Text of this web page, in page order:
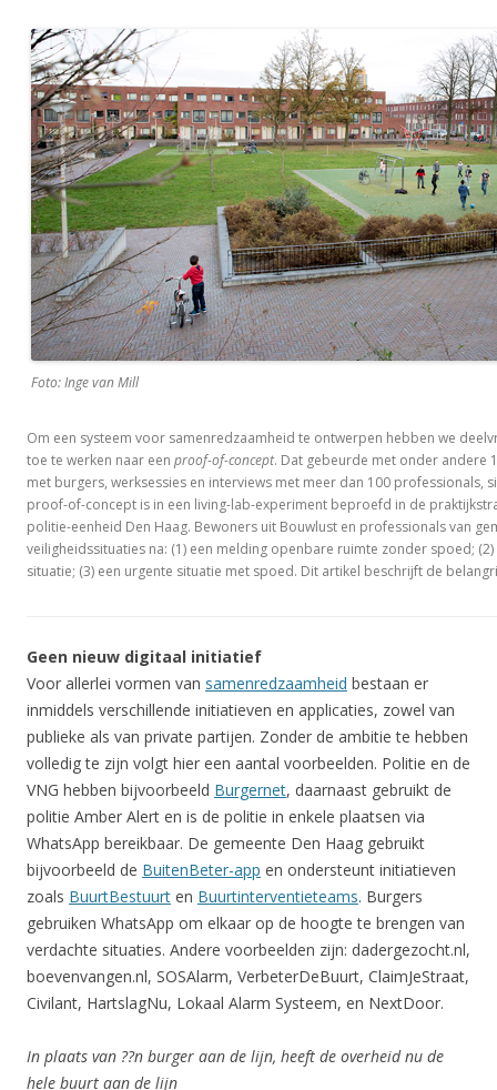
Foto: Inge van Mill
Om een systeem voor samenredzaamheid te ontwerpen hebben we
toe te werken naar een proof-of-concept. Dat gebeurde met onder andere
met burgers, werksessies en interviews met meer dan 100 professionals,
proof-of-concept is in een living-lab-experiment beproefd in de
politie-eenheid Den Haag. Bewoners uit Bouwlust en professionals van
veiligheidssituaties na: (1) een melding openbare ruimte zonder spoed;
situatie; (3) een urgente situatie met spoed. Dit artikel beschrijft de
Geen nieuw digitaal initiatief
Voor allerlei vormen van samenredzaamheid bestaan er
inmiddels verschillende initiatieven en applicaties, zowel van
publieke als van private partijen. Zonder de ambitie te hebben
volledig te zijn volgt hier een aantal voorbeelden. Politie en de
VNG hebben bijvoorbeeld Burgernet, daarnaast gebruikt de
politie Amber Alert en is de politie in enkele plaatsen via
WhatsApp bereikbaar. De gemeente Den Haag gebruikt
bijvoorbeeld de BuitenBeter-app en ondersteunt initiatieven
zoals BuurtBestuurt en Buurtinterventieteams. Burgers
gebruiken WhatsApp om elkaar op de hoogte te brengen van
verdachte situaties. Andere voorbeelden zijn: dadergezocht.nl,
boevenvangen.nl, SOSAlarm, VerbeterDeBuurt, ClaimJeStraat,
Civilant, HartslagNu, Lokaal Alarm Systeem, en NextDoor.
In plaats van ??n burger aan de lijn, heeft de overheid nu de
hele buurt aan de lijn